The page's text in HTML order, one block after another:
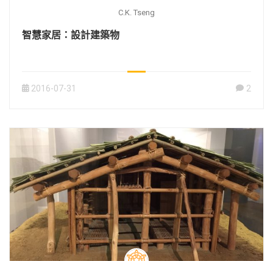
C.K. Tseng
智慧家居：設計建築物
2016-07-31 2